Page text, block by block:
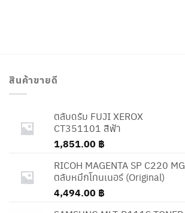
สินค้าขายดี
ตลับดรัม FUJI XEROX
CT351101 สีฟ้า
1,851.00 ฿
RICOH MAGENTA SP C220 MG
ตลับหมึกโทนเนอร์ (Original)
4,494.00 ฿